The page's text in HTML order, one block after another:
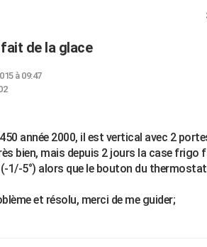
fait de la glace
à 09:47
année 2000, il est vertical avec 2
bien, mais depuis 2 jours la case frigo
1/-5°) alors que le bouton du
et résolu, merci de me guider;